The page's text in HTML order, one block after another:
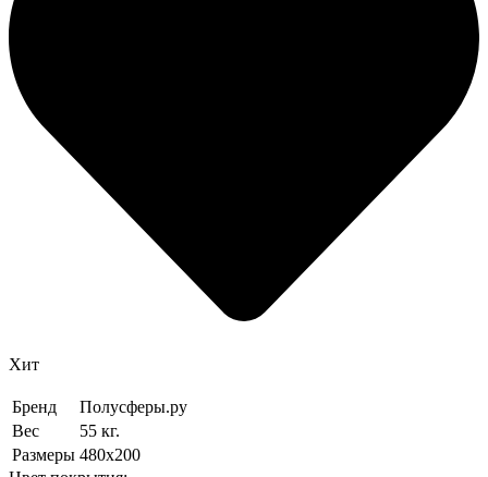
Хит
Бренд
Полусферы.ру
Вес
55 кг.
Размеры 480х200